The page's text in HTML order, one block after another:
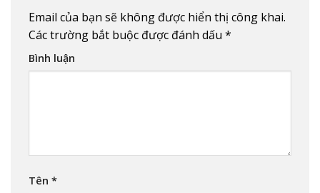
Email của bạn sẽ không được hiển thị công khai.
Các trường bắt buộc được đánh dấu *
Bình luận
Tên *